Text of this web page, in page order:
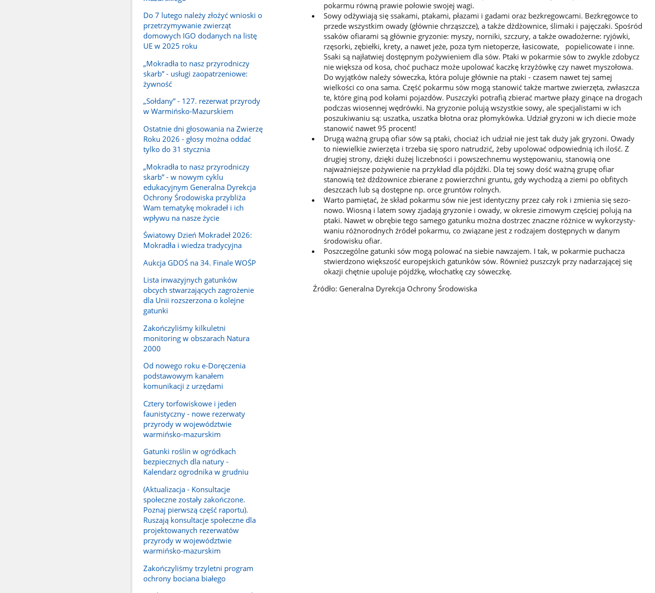
Do 7 lutego należy złożyć wnioski o
przetrzymywanie zwierząt
domowych IGO dodanych na listę
UE w 2025 roku
„Mokradła to nasz przyrodniczy
skarb” - usługi zaopatrzeniowe:
żywność
„Sołdany” - 127. rezerwat przyrody
w Warmińsko-Mazurskiem
Ostatnie dni głosowania na Zwierzę
Roku 2026 - głosy można oddać
tylko do 31 stycznia
„Mokradła to nasz przyrodniczy
skarb” - w nowym cyklu
edukacyjnym Generalna Dyrekcja
Ochrony Środowiska przybliża
Wam tematykę mokradeł i ich
wpływu na nasze życie
Światowy Dzień Mokradeł 2026:
Mokradła i wiedza tradycyjna
Aukcja GDOŚ na 34. Finale WOŚP
Lista inwazyjnych gatunków
obcych stwarzających zagrożenie
dla Unii rozszerzona o kolejne
gatunki
Zakończyliśmy kilkuletni
monitoring w obszarach Natura
2000
Od nowego roku e-Doręczenia
podstawowym kanałem
komunikacji z urzędami
Cztery torfowiskowe i jeden
faunistyczny - nowe rezerwaty
przyrody w województwie
warmińsko-mazurskim
Gatunki roślin w ogródkach
bezpiecznych dla natury -
Kalendarz ogrodnika w grudniu
(Aktualizacja - Konsultacje
społeczne zostały zakończone.
Poznaj pierwszą część raportu).
Ruszają konsultacje społeczne dla
projektowanych rezerwatów
przyrody w województwie
warmińsko-mazurskim
Zakończyliśmy trzyletni program
ochrony bociana białego
pokarmu równą prawie połowie swojej wagi.
Sowy odżywiają się ssakami, ptakami, płazami i gadami oraz bezkregowcami. Bezkręgowce to
przede wszystkim owady (głównie chrząszcze), a także dżdżownice, ślimaki i pajęczaki. Spośród
ssaków ofiarami są głównie gryzo­nie: myszy, norniki, szczury, a także owadożerne: ryjówki,
rzęsorki, zębiełki, krety, a nawet jeże, poza tym nietoperze, łasicowate, popielicowate i inne.
Ssaki są najłatwiej dostępnym pożywieniem dla sów. Ptaki w pokarmie sów to zwykle zdobycz
nie większa od kosa, choć puchacz może upolować kaczkę krzyżówkę czy nawet myszołowa.
Do wyjątków należy sóweczka, która poluje głównie na ptaki - czasem nawet tej samej
wielkości co ona sama. Część pokarmu sów mogą stanowić także martwe zwierzęta, zwłaszcza
te, które giną pod kołami pojazdów. Puszczyki potrafią zbierać martwe płazy ginące na drogach
podczas wiosennej wędrówki. Na gryzonie polują wszystkie sowy, ale specjal­istami w ich
poszukiwaniu są: uszatka, uszatka błotna oraz płomykówka. Udział gryzoni w ich diecie może
stanowić nawet 95 pro­cent!
Drugą ważną grupą ofiar sów są ptaki, chociaż ich udział nie jest tak duży jak gryzoni. Owady
to niewielkie zwierzęta i trzeba się sporo natrudzić, żeby upolować odpowiednią ich ilość. Z
drugiej strony, dzięki dużej liczebności i powszechnemu występowaniu, stanowią one
najważniejsze pożywienie na przykład dla pójdźki. Dla tej sowy dość ważną grupę ofiar
stanowią też dżdżownice zbierane z powierzchni gruntu, gdy wychodzą a ziemi po obfitych
deszczach lub są dostępne np. orce gruntów rolnych.
Warto pamiętać, że skład pokarmu sów nie jest identyczny przez cały rok i zmienia się sezo­
nowo. Wiosną i latem sowy zjadają gryzonie i owady, w okresie zimowym częściej polują na
ptaki. Nawet w obrębie tego samego gatunku można dostrzec znaczne różnice w wykorzysty­
waniu różnorodnych źródeł pokarmu, co związane jest z rodzajem dostępnych w danym
środowisku ofiar.
Poszczególne gatunki sów mogą polować na siebie nawzajem. I tak, w pokarmie puchacza
stwierd­zono większość europejskich ga­tunków sów. Również puszczyk przy nadarzającej się
okazji chętnie upoluje pójdźkę, włochatkę czy sóweczkę.
Źródło: Generalna Dyrekcja Ochrony Środowiska